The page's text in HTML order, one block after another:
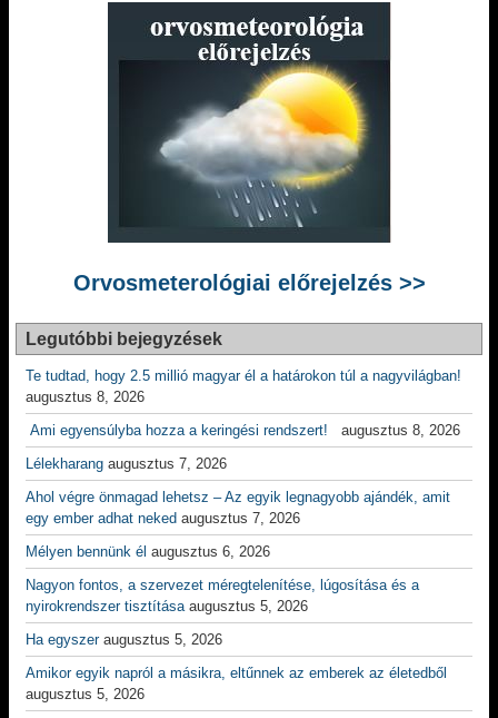
Orvosmeterológiai előrejelzés >>
Legutóbbi bejegyzések
Te tudtad, hogy 2.5 millió magyar él a határokon túl a nagyvilágban!
augusztus 8, 2026
Ami egyensúlyba hozza a keringési rendszert!
augusztus 8, 2026
Lélekharang augusztus 7, 2026
Ahol végre önmagad lehetsz – Az egyik legnagyobb ajándék, amit
egy ember adhat neked augusztus 7, 2026
Mélyen bennünk él augusztus 6, 2026
Nagyon fontos, a szervezet méregtelenítése, lúgosítása és a
nyirokrendszer tisztítása augusztus 5, 2026
Ha egyszer augusztus 5, 2026
Amikor egyik napról a másikra, eltűnnek az emberek az életedből
augusztus 5, 2026